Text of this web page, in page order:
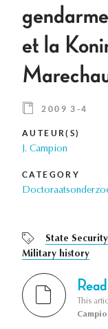
et la
2009 3-4
AUTEUR(S)
J. Campion
CATEGORY
State Security
Military history
This